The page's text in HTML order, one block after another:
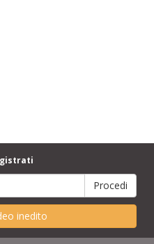
inedito